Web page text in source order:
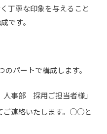
丁寧な印象を与えること
です。
パートで構成します。
事部 採用ご担当者様」
ご連絡いたします。○○と